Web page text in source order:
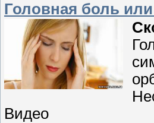
Головная боль
Видео